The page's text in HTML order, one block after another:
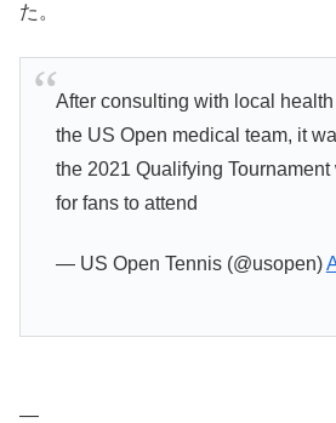
た。
After consulting with local
the US Open medical team, it
the 2021 Qualifying
for fans to attend
— US Open Tennis (@usopen)
—